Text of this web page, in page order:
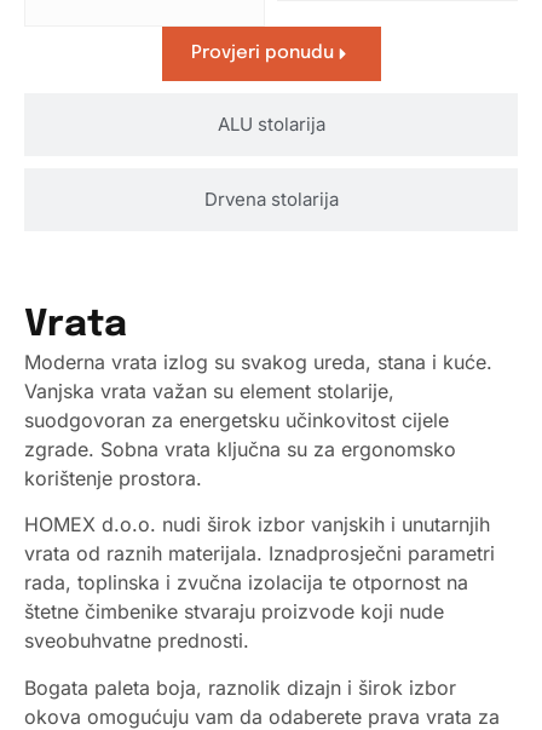
ALU stolarija
Drvena stolarija
Provjeri ponudu
Vrata
Moderna vrata izlog su svakog ureda, stana i kuće.
Vanjska vrata važan su element stolarije,
suodgovoran za energetsku učinkovitost cijele
zgrade. Sobna vrata ključna su za ergonomsko
korištenje prostora.
HOMEX d.o.o. nudi širok izbor vanjskih i unutarnjih
vrata od raznih materijala. Iznadprosječni parametri
rada, toplinska i zvučna izolacija te otpornost na
štetne čimbenike stvaraju proizvode koji nude
sveobuhvatne prednosti.
Bogata paleta boja, raznolik dizajn i širok izbor
okova omogućuju vam da odaberete prava vrata za